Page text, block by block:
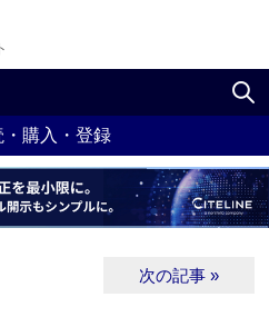
・購入・登録
次の記事 »